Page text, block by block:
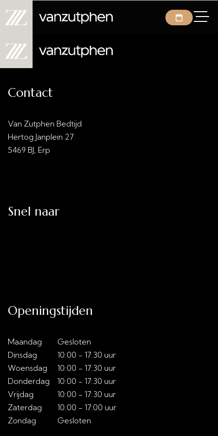
Contact
Van Zutphen Bedtijd
Hertog Janplein 27
5469 BJ, Erp
Snel naar
Openingstijden
Maandag
Dinsdag
Woensdag
Donderdag
Vrijdag
Zaterdag
Zondag
Gesloten
10:00 - 17:30 uur
10:00 - 17:30 uur
10:00 - 17:30 uur
10:00 - 17:30 uur
10:00 - 17:00 uur
Gesloten